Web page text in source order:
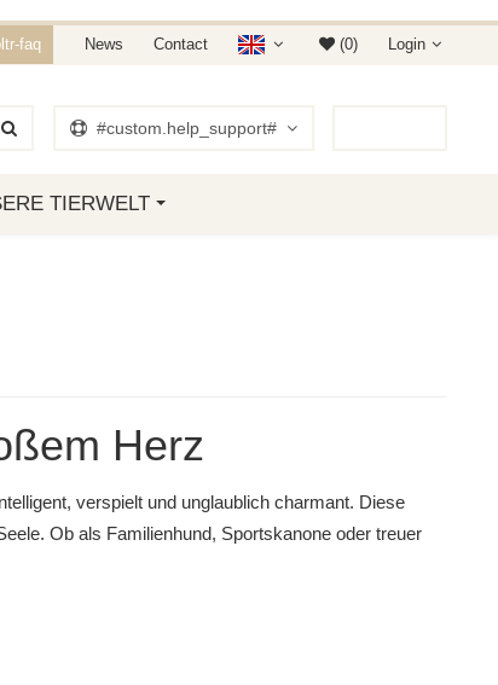
RABATT.
2019
faq News Contact (0) Login
#custom.help_support#
TIERWELT
Herz
verspielt und unglaublich charmant. Diese
Ob als Familienhund, Sportskanone oder treuer